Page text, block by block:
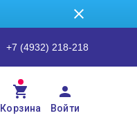
+7 (4932) 218-218
Корзина Войти